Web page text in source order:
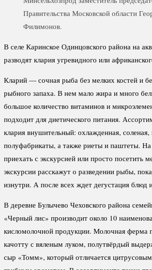
Правительства Московской области
Филимонов.
В селе Каринское Одинцовского района на
разводят клария угревидного или
Кларий — сочная рыба без мелких костей и
рыбного запаха. В нем мало жира и много
большое количество витаминов и
подходит для диетического питания.
клария внушительный: охлажденная, соленая,
полуфабрикаты, а также риеты и паштеты.
приехать с экскурсией или просто посетить
экскурсии расскажут о разведении рыбы,
изнутри. А после всех ждет дегустация блюд
В деревне Булычево Чеховского района
«Черный лис» производит около 10
кисломолочной продукции. Молочная ферма
качотту с вяленым луком, полутвёрдый
сыр «Томм», который отличается